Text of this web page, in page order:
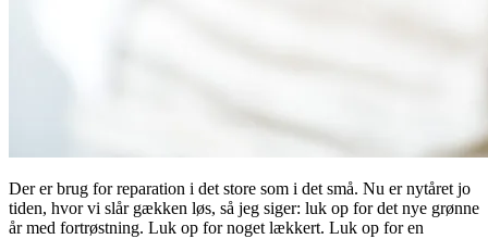
Der er brug for reparation i det store som i det små. Nu er nytåret jo
tiden, hvor vi slår gækken løs, så jeg siger: luk op for det nye grønne
år med fortrøstning. Luk op for noget lækkert. Luk op for en